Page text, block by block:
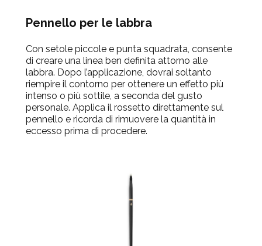
Pennello per le labbra
Con setole piccole e punta squadrata, consente
di creare una linea ben definita attorno alle
labbra. Dopo l’applicazione, dovrai soltanto
riempire il contorno per ottenere un effetto più
intenso o più sottile, a seconda del gusto
personale. Applica il rossetto direttamente sul
pennello e ricorda di rimuovere la quantità in
eccesso prima di procedere.